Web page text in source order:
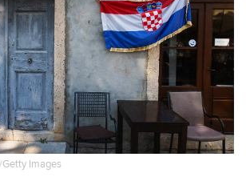
Images
INTERFAX.RU - Посольство